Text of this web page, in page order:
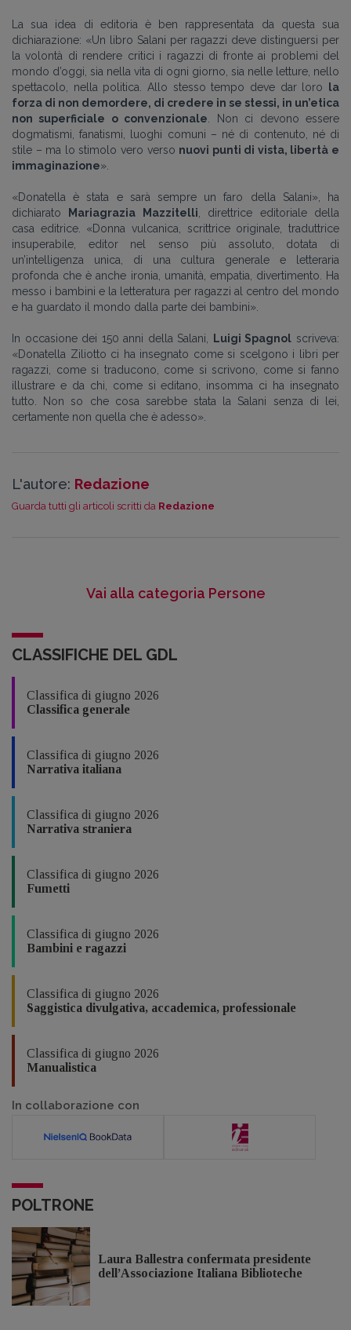
La sua idea di editoria è ben rappresentata da questa sua
dichiarazione: «Un libro Salani per ragazzi deve distinguersi per
la volontà di rendere critici i ragazzi di fronte ai problemi del
mondo d’oggi, sia nella vita di ogni giorno, sia nelle letture, nello
spettacolo, nella politica. Allo stesso tempo deve dar loro
la
forza di non demordere, di credere in se stessi, in un’etica
non superficiale o convenzionale . Non ci devono essere
dogmatismi, fanatismi, luoghi comuni – né di contenuto, né di
stile – ma lo stimolo vero verso nuovi punti di vista, libertà e
immaginazione».
«Donatella è stata e sarà sempre un faro della Salani», ha
dichiarato
Mariagrazia Mazzitelli , direttrice editoriale della
casa editrice. «Donna vulcanica, scrittrice originale, traduttrice
insuperabile, editor nel senso più assoluto, dotata di
un’intelligenza unica, di una cultura generale e letteraria
profonda che è anche ironia, umanità, empatia, divertimento. Ha
messo i bambini e la letteratura per ragazzi al centro del mondo
e ha guardato il mondo dalla parte dei bambini».
In occasione dei 150 anni della Salani, Luigi Spagnol scriveva:
«Donatella Ziliotto ci ha insegnato come si scelgono i libri per
ragazzi, come si traducono, come si scrivono, come si fanno
illustrare e da chi, come si editano, insomma ci ha insegnato
tutto. Non so che cosa sarebbe stata la Salani senza di lei,
certamente non quella che è adesso».
L'autore: Redazione
Guarda tutti gli articoli scritti da Redazione
Vai alla categoria Persone
CLASSIFICHE DEL GDL
Classifica di giugno 2026
Classifica generale
Classifica di giugno 2026
Narrativa italiana
Classifica di giugno 2026
Narrativa straniera
Classifica di giugno 2026
Fumetti
Classifica di giugno 2026
Bambini e ragazzi
Classifica di giugno 2026
Saggistica divulgativa, accademica, professionale
Classifica di giugno 2026
Manualistica
In collaborazione con
POLTRONE
Laura Ballestra confermata presidente
dell’Associazione Italiana Biblioteche